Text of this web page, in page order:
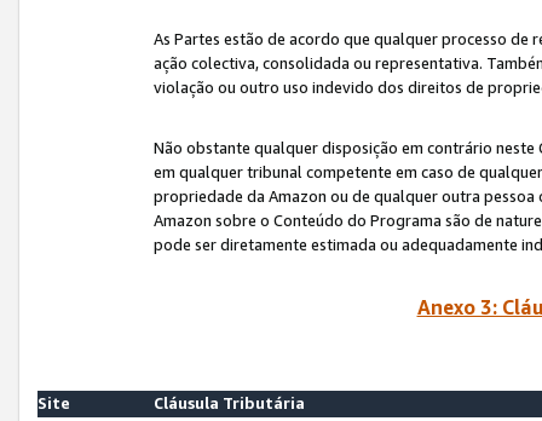
As Partes estão de acordo que qualquer processo
ação colectiva, consolidada ou representativa.
violação ou outro uso indevido dos direitos de
Não obstante qualquer disposição em contrário
em qualquer tribunal competente em caso de
propriedade da Amazon ou de qualquer outra
Amazon sobre o Conteúdo do Programa são de
pode ser diretamente estimada ou adequadamente
Anexo 3:
Site
Cláusula Tributária